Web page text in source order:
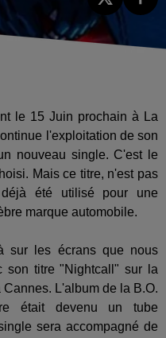
le 15 Juin prochain à La
l'exploitation de son
nouveau single. C'est le
Mais ce titre, n'est pas
été utilisé pour une
marque automobile.
sur les écrans que nous
son titre "Nightcall" sur la
L'album de la B.O.
était devenu un tube
sera accompagné de